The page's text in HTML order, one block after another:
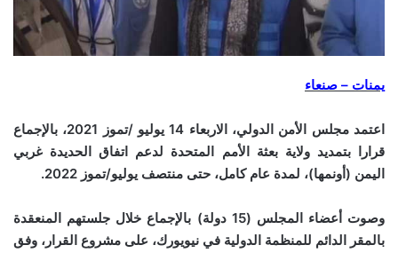
يمنات – صنعاء
اعتمد مجلس الأمن الدولي، الاربعاء 14 يوليو /تموز 2021، بالإجماع
قرارا بتمديد ولاية بعثة الأمم المتحدة لدعم اتفاق الحديدة غربي
اليمن (أونمها)، لمدة عام كامل، حتى منتصف يوليو/تموز 2022.
وصوت أعضاء المجلس (15 دولة) بالإجماع خلال جلستهم المنعقدة
بالمقر الدائم للمنظمة الدولية في نيويورك، على مشروع القرار، وفق